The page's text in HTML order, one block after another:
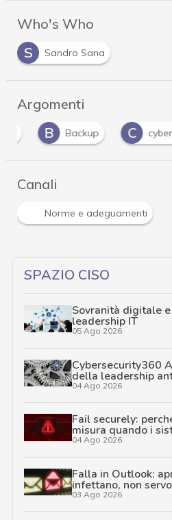
Who's Who
S
Sandro Sana
Argomenti
Backup cyber risk
Canali
Norme e adeguamenti
SPAZIO CISO
Sovranità digitale
leadership IT
05 Ago 2026
Cybersecurity360
della leadership
04 Ago 2026
Fail securely:
misura quando i
04 Ago 2026
Falla in Outlook:
infettano, non
03 Ago 2026